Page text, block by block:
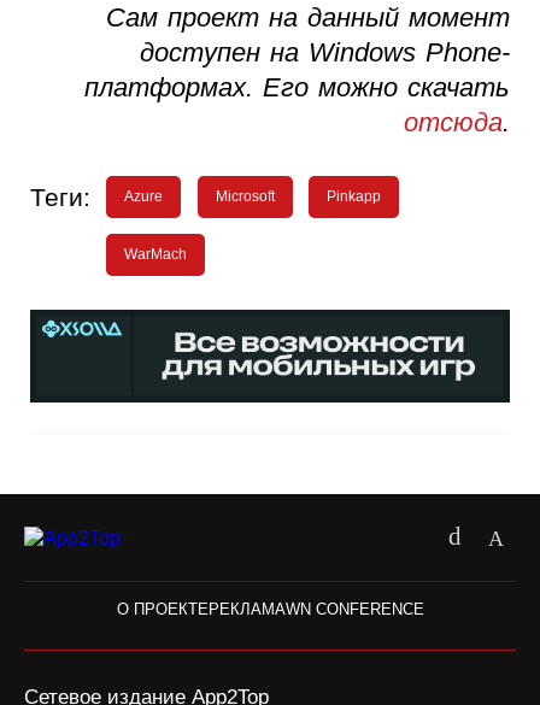
Сам проект на данный момент
доступен на Windows Phone-
платформах. Его можно скачать
отсюда.
Теги: Azure Microsoft Pinkapp
WarMach
О ПРОЕКТЕ РЕКЛАМАWN CONFERENCE
Сетевое издание App2Top